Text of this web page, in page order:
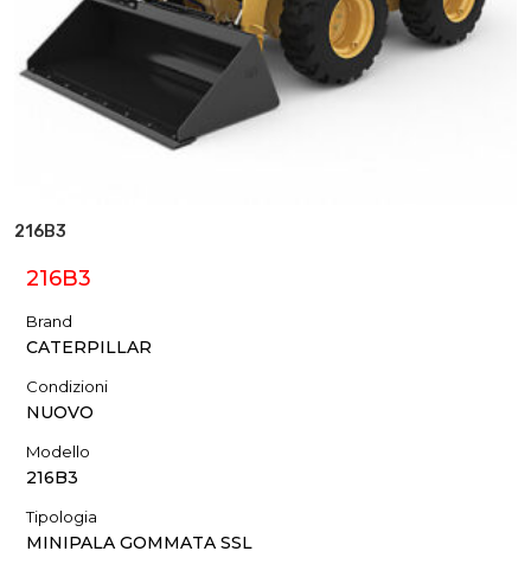
216B3
216B3
Brand
CATERPILLAR
Condizioni
NUOVO
Modello
216B3
Tipologia
MINIPALA GOMMATA SSL